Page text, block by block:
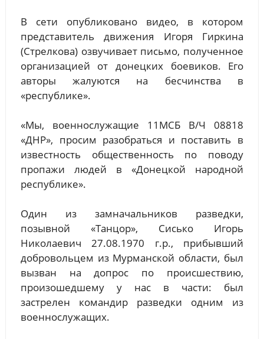
В сети опубликовано видео, в котором
представитель движения Игоря Гиркина
(Стрелкова) озвучивает письмо, полученное
организацией от донецких боевиков. Его
авторы жалуются на бесчинства в
«республике».
«Мы, военнослужащие 11МСБ В/Ч 08818
«ДНР», просим разобраться и поставить в
известность общественность по поводу
пропажи людей в «Донецкой народной
республике».
Один из замначальников разведки,
позывной «Танцор», Сисько Игорь
Николаевич 27.08.1970 г.р., прибывший
добровольцем из Мурманской области, был
вызван на допрос по происшествию,
произошедшему у нас в части: был
застрелен командир разведки одним из
военнослужащих.